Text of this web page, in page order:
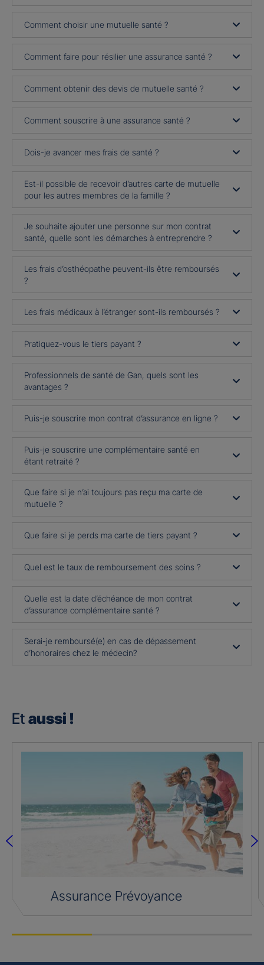
Comment choisir une mutuelle santé ?
Comment faire pour résilier une assurance santé ?
Comment obtenir des devis de mutuelle santé ?
Comment souscrire à une assurance santé ?
Dois-je avancer mes frais de santé ?
Est-il possible de recevoir d’autres carte de mutuelle
pour les autres membres de la famille ?
Je souhaite ajouter une personne sur mon contrat
santé, quelle sont les démarches à entreprendre ?
Les frais d’osthéopathe peuvent-ils être remboursés
?
Les frais médicaux à l’étranger sont-ils remboursés ?
Pratiquez-vous le tiers payant ?
Professionnels de santé de Gan, quels sont les
avantages ?
Puis-je souscrire mon contrat d’assurance en ligne ?
Puis-je souscrire une complémentaire santé en
étant retraité ?
Que faire si je n’ai toujours pas reçu ma carte de
mutuelle ?
Que faire si je perds ma carte de tiers payant ?
Quel est le taux de remboursement des soins ?
Quelle est la date d’échéance de mon contrat
d’assurance complémentaire santé ?
Serai-je remboursé(e) en cas de dépassement
d’honoraires chez le médecin?
Et aussi !
Assurance Prévoyance